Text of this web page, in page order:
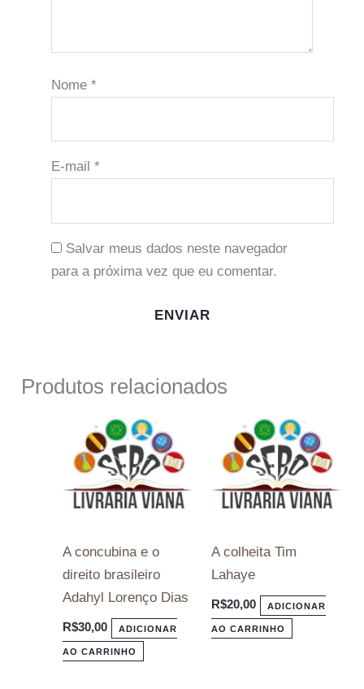
Nome *
E-mail *
Salvar meus dados neste navegador
para a próxima vez que eu comentar.
Produtos relacionados
A concubina e o
direito brasileiro
Adahyl Lorenço Dias
R$30,00 ADICIONAR
AO CARRINHO
A colheita Tim
Lahaye
R$20,00 ADICIONAR
AO CARRINHO